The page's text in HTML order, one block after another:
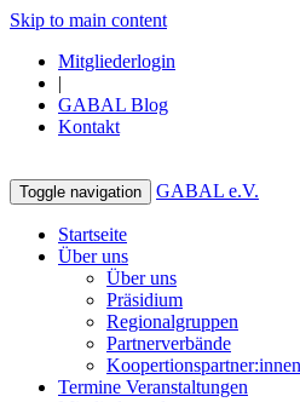
Skip to main content
Mitgliederlogin
|
GABAL Blog
Kontakt
Toggle navigation GABAL e.V.
Startseite
Über uns
Über uns
Präsidium
Regionalgruppen
Partnerverbände
Koopertionspartner:innen
Termine Veranstaltungen